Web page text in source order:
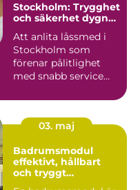
Stockholm: Trygghet
och säkerhet dygnet
Att anlita låssmed i
Stockholm som
förenar pålitlighet
med snabb service
03. maj
Badrumsmodul
effektivt, hållbart
och tryggt